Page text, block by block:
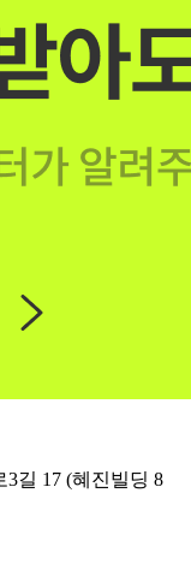
길 17 (혜진빌딩 8